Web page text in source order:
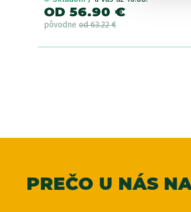
OD 56.90 €
pôvodne od 63.22 €
PREČO U NÁS